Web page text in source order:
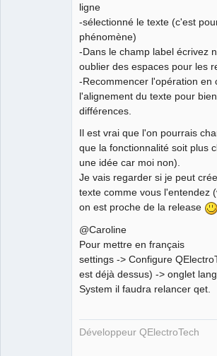
ligne
-sélectionné le texte (c'est
phénomène)
-Dans le champ label écrivez
oublier des espaces pour les
-Recommencer l'opération en
l'alignement du texte pour
différences.
Il est vrai que l'on pourrais
que la fonctionnalité soit plus
une idée car moi non).
Je vais regarder si je peut
texte comme vous l'entendez
on est proche de la release
@Caroline
Pour mettre en français
settings -> Configure
est déjà dessus) -> onglet
System il faudra relancer qet.
Développeur QElectroTech